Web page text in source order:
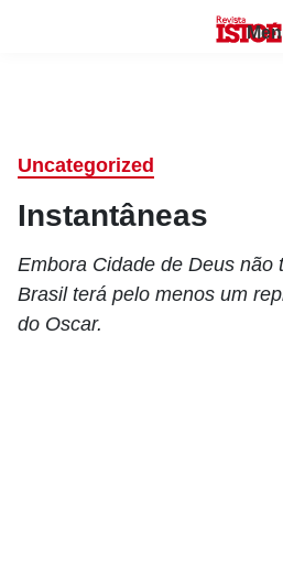
Uncategorized
Instantâneas
Embora Cidade de Deus não
Brasil terá pelo menos um
do Oscar.